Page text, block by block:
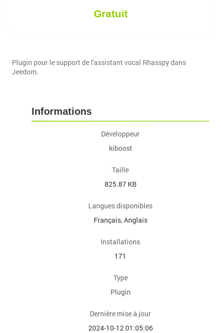
Gratuit
Plugin pour le support de l'assistant vocal Rhasspy dans
Jeedom.
Informations
Développeur
kiboost
Taille
825.87 KB
Langues disponibles
Français, Anglais
Installations
171
Type
Plugin
Dernière mise à jour
2024-10-12 01:05:06